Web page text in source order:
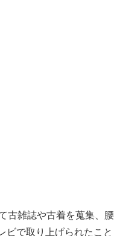
古雑誌や古着を蒐集、腰
ビで取り上げられたこと